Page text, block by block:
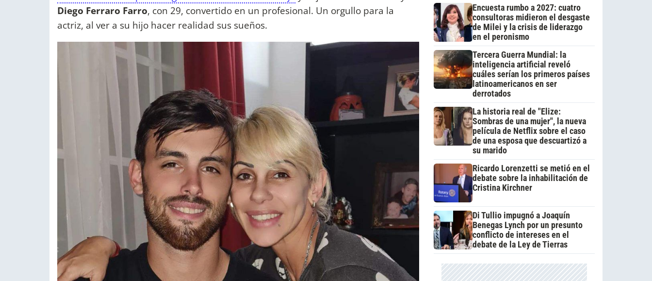
Diego Ferraro Farro, con 29, convertido en un profesional. Un orgullo para la
actriz, al ver a su hijo hacer realidad sus sueños.
Encuesta rumbo a 2027: cuatro
consultoras midieron el desgaste
de Milei y la crisis de liderazgo
en el peronismo
Tercera Guerra Mundial: la
inteligencia artificial reveló
cuáles serían los primeros países
latinoamericanos en ser
derrotados
La historia real de "Elize:
Sombras de una mujer", la nueva
película de Netflix sobre el caso
de una esposa que descuartizó a
su marido
Ricardo Lorenzetti se metió en el
debate sobre la inhabilitación de
Cristina Kirchner
Di Tullio impugnó a Joaquín
Benegas Lynch por un presunto
conflicto de intereses en el
debate de la Ley de Tierras